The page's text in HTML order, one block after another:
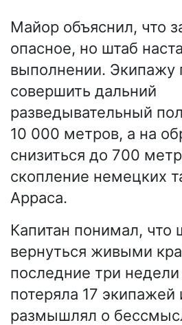
Майор объяснил, что
опасное, но штаб
выполнении. Экипажу
совершить дальний
разведывательный
10 000 метров, а на
снизиться до 700
скопление немецких
Арраса.
Капитан понимал, что
вернуться живыми
последние три недели
потеряла 17 экипажей
размышлял о